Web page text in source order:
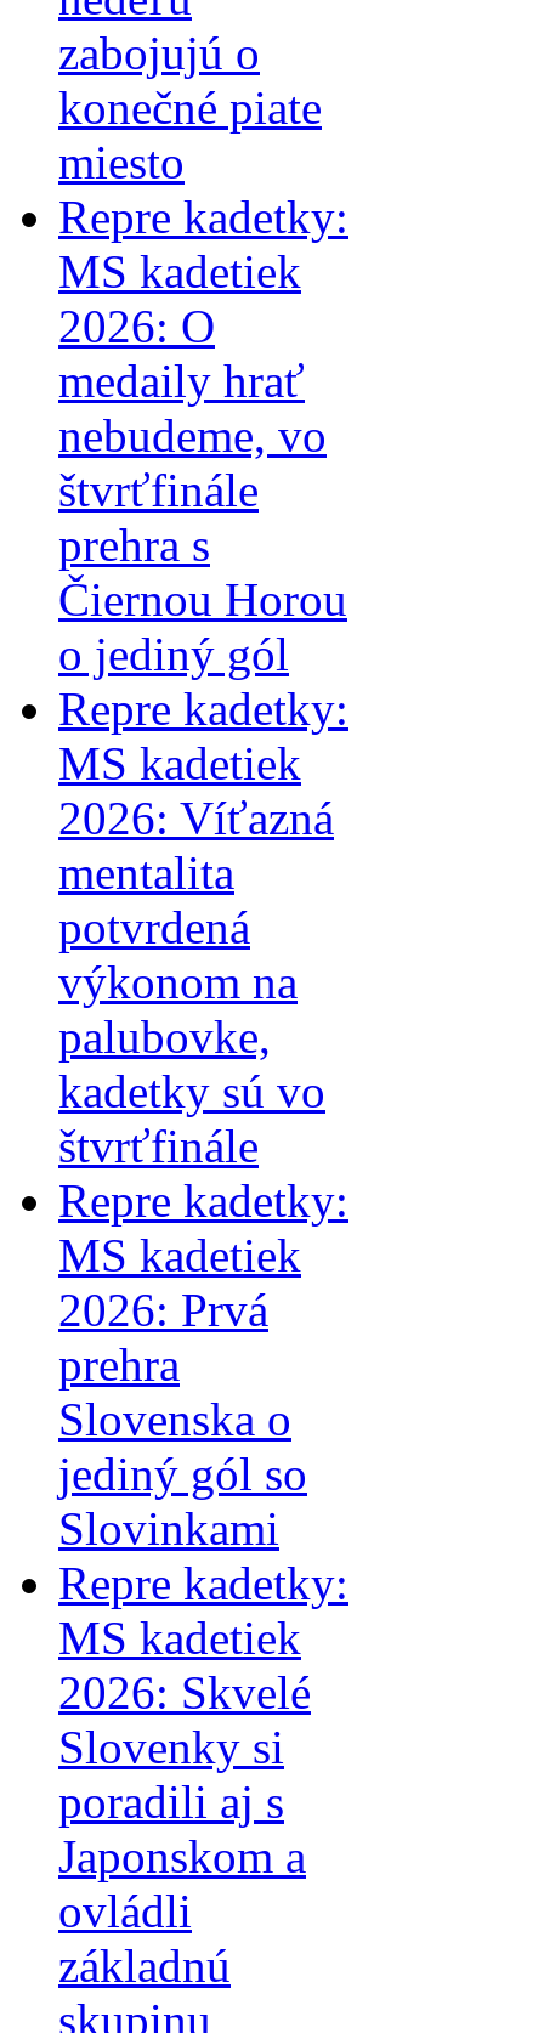
zabojujú o
konečné piate
miesto
Repre kadetky:
MS kadetiek
2026: O
medaily hrať
nebudeme, vo
štvrťfinále
prehra s
Čiernou Horou
o jediný gól
Repre kadetky:
MS kadetiek
2026: Víťazná
mentalita
potvrdená
výkonom na
palubovke,
kadetky sú vo
štvrťfinále
Repre kadetky:
MS kadetiek
2026: Prvá
prehra
Slovenska o
jediný gól so
Slovinkami
Repre kadetky:
MS kadetiek
2026: Skvelé
Slovenky si
poradili aj s
Japonskom a
ovládli
základnú
skupinu